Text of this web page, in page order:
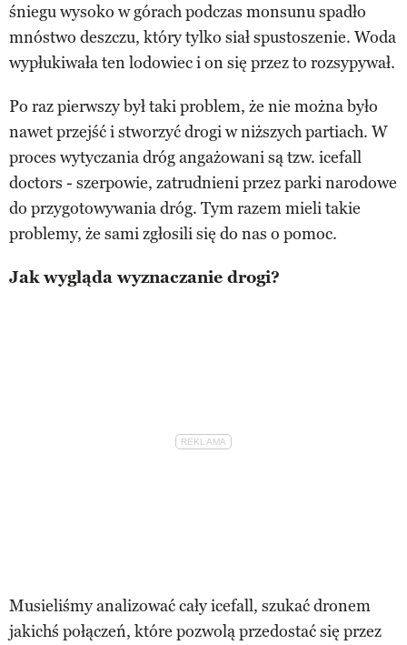
śniegu wysoko w górach podczas monsunu spadło
mnóstwo deszczu, który tylko siał spustoszenie. Woda
wypłukiwała ten lodowiec i on się przez to rozsypywał.
Po raz pierwszy był taki problem, że nie można było
nawet przejść i stworzyć drogi w niższych partiach. W
proces wytyczania dróg angażowani są tzw. icefall
doctors - szerpowie, zatrudnieni przez parki narodowe
do przygotowywania dróg. Tym razem mieli takie
problemy, że sami zgłosili się do nas o pomoc.
Jak wygląda wyznaczanie drogi?
Musieliśmy analizować cały icefall, szukać dronem
jakichś połączeń, które pozwolą przedostać się przez